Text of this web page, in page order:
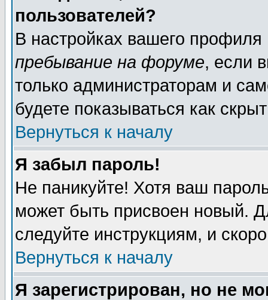
пользователей?
В настройках вашего
пребывание на форуме, если
только администраторам и
будете показываться как
Вернуться к началу
Я забыл пароль!
Не паникуйте! Хотя ваш
может быть присвоен новый.
следуйте инструкциям, и
Вернуться к началу
Я зарегистрирован, но не